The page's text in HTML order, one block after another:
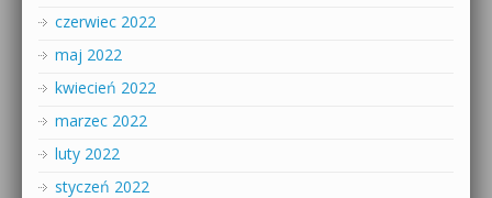
czerwiec 2022
maj 2022
kwiecień 2022
marzec 2022
luty 2022
styczeń 2022